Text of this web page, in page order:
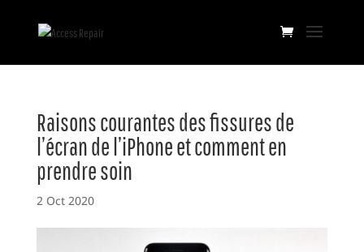
Raisons courantes des fissures de
l’écran de l’iPhone et comment en
prendre soin
2 Oct 2020